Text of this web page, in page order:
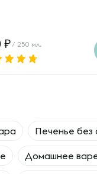
/ 250 мл.
Печенье без
Домашнее